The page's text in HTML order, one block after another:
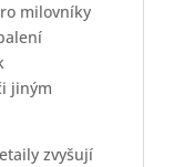
milovníky
jiným
zvyšují